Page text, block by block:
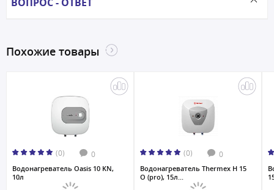
Похожие товары
(0) 0
Водонагреватель Oasis 10 KN,
10л
(0) 0
Водонагреватель Thermex H 15
O (pro), 15л...